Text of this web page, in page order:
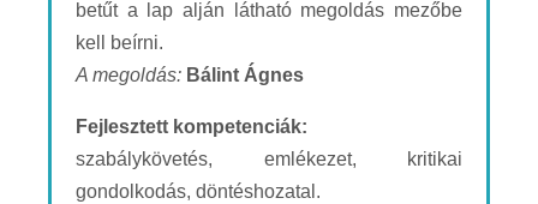
betűt a lap alján látható megoldás mezőbe
kell beírni.
A megoldás: Bálint Ágnes
Fejlesztett kompetenciák:
szabálykövetés, emlékezet, kritikai
gondolkodás, döntéshozatal.